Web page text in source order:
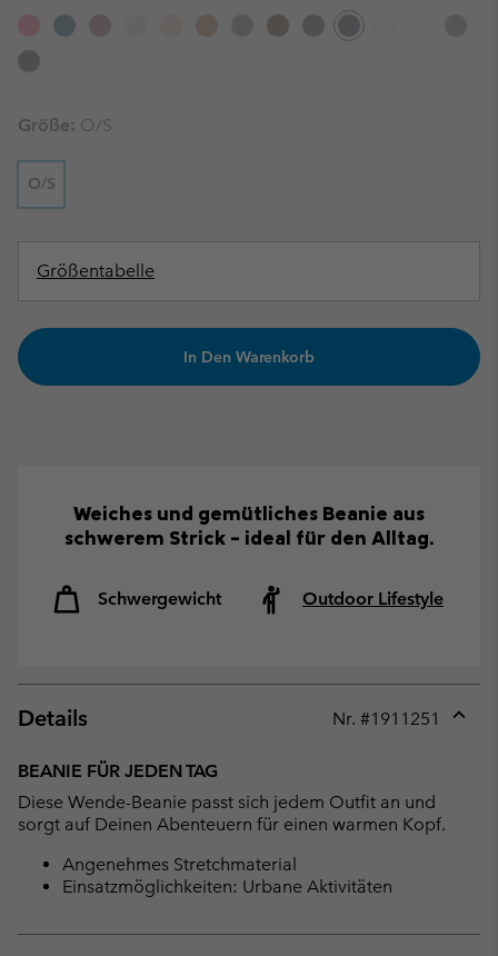
Größe: O/S
O/S
Größentabelle
In Den Warenkorb
Weiches und gemütliches Beanie aus
schwerem Strick – ideal für den Alltag.
Schwergewicht Outdoor Lifestyle
Details Nr. #1911251
BEANIE FÜR JEDEN TAG
Diese Wende-Beanie passt sich jedem Outfit an und
sorgt auf Deinen Abenteuern für einen warmen Kopf.
Angenehmes Stretchmaterial
Einsatzmöglichkeiten: Urbane Aktivitäten